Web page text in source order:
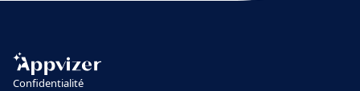
Confidentialité